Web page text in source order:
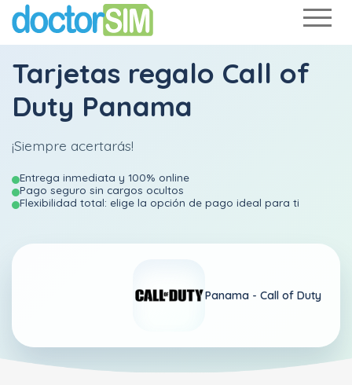
Tarjetas regalo Call of
Duty Panama
¡Siempre acertarás!
Entrega inmediata y 100% online
Pago seguro sin cargos ocultos
Flexibilidad total: elige la opción de pago ideal para ti
Panama - Call of Duty